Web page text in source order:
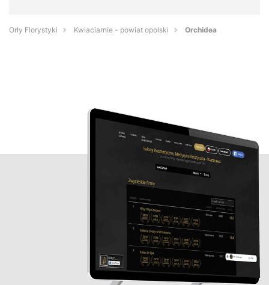
Orły Florystyki Kwiaciarnie - powiat opolski Orchidea